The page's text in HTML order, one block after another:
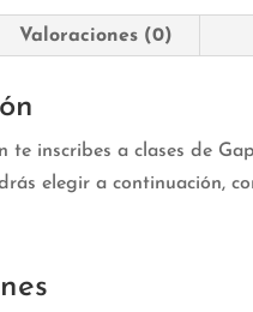
Valoraciones (0)
te inscribes a clases de
elegir a continuación,